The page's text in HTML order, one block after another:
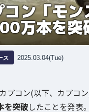
コン「モ
万本を突
ス 2025.03.04(Tue)
プコン(以下、カプコ
を突破したことを発表。